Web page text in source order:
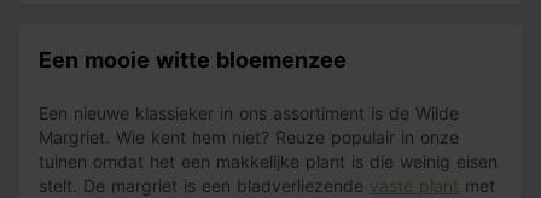
Een mooie witte bloemenzee
Een nieuwe klassieker in ons assortiment is de Wilde
Margriet. Wie kent hem niet? Reuze populair in onze
tuinen omdat het een makkelijke plant is die weinig eisen
stelt. De margriet is een bladverliezende vaste plant met